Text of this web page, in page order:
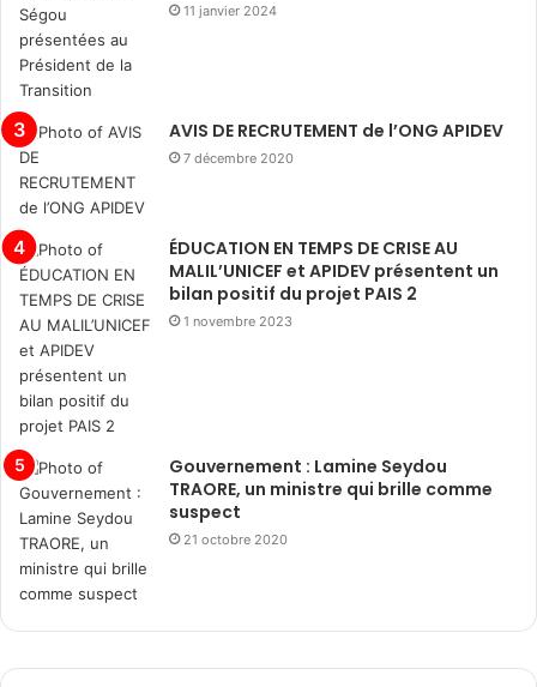
11 janvier 2024
AVIS DE RECRUTEMENT de l’ONG APIDEV
7 décembre 2020
ÉDUCATION EN TEMPS DE CRISE AU
MALIL’UNICEF et APIDEV présentent un
bilan positif du projet PAIS 2
1 novembre 2023
Gouvernement : Lamine Seydou
TRAORE, un ministre qui brille comme
suspect
21 octobre 2020